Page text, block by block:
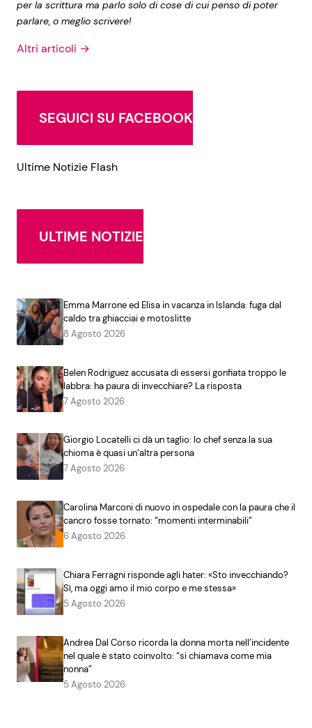
per la scrittura ma parlo solo di cose di cui penso di poter
parlare, o meglio scrivere!
Altri articoli →
SEGUICI SU FACEBOOK
Ultime Notizie Flash
ULTIME NOTIZIE
Emma Marrone ed Elisa in vacanza in Islanda: fuga dal
caldo tra ghiacciai e motoslitte
8 Agosto 2026
Belen Rodriguez accusata di essersi gonfiata troppo le
labbra: ha paura di invecchiare? La risposta
7 Agosto 2026
Giorgio Locatelli ci dà un taglio: lo chef senza la sua
chioma è quasi un’altra persona
7 Agosto 2026
Carolina Marconi di nuovo in ospedale con la paura che il
cancro fosse tornato: “momenti interminabili”
6 Agosto 2026
Chiara Ferragni risponde agli hater: «Sto invecchiando?
Sì, ma oggi amo il mio corpo e me stessa»
5 Agosto 2026
Andrea Dal Corso ricorda la donna morta nell’incidente
nel quale è stato coinvolto: “si chiamava come mia
nonna”
5 Agosto 2026